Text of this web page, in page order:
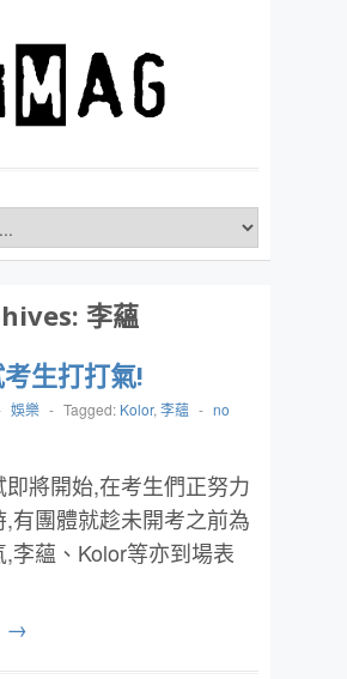
李蘊
生打打氣!
娛樂 - Tagged: Kolor, 李蘊 - no
將開始,在考生們正努力
有團體就趁未開考之前為
李蘊、Kolor等亦到場表
→